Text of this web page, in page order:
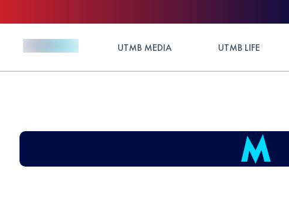
UTMB MEDIA UTMB LIFE